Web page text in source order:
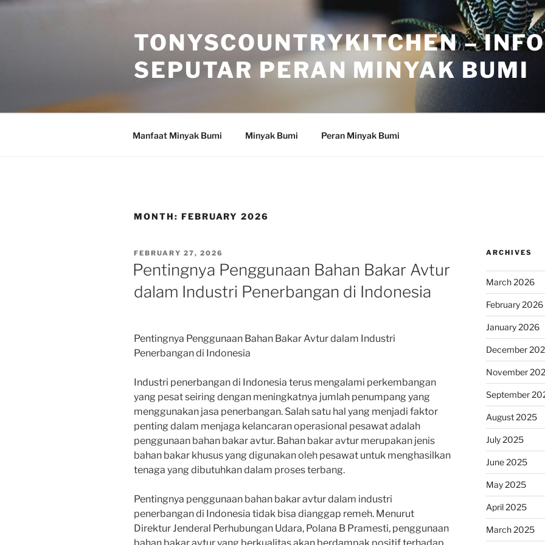
Skip
TONYSCOUNTRYKITCHEN –
SEPUTAR PERAN MINYAK BUMI
Manfaat Minyak Bumi Minyak Bumi Peran Minyak Bumi
MONTH: FEBRUARY 2026
POSTED
ON
FEBRUARY 27, 2026
Pentingnya Penggunaan Bahan Bakar Avtur
dalam Industri Penerbangan di Indonesia
Pentingnya Penggunaan Bahan Bakar Avtur dalam Industri
Penerbangan di Indonesia
Industri penerbangan di Indonesia terus mengalami perkembangan
yang pesat seiring dengan meningkatnya jumlah penumpang yang
menggunakan jasa penerbangan. Salah satu hal yang menjadi faktor
penting dalam menjaga kelancaran operasional pesawat adalah
penggunaan bahan bakar avtur. Bahan bakar avtur merupakan jenis
bahan bakar khusus yang digunakan oleh pesawat untuk menghasilkan
tenaga yang dibutuhkan dalam proses terbang.
Pentingnya penggunaan bahan bakar avtur dalam industri
penerbangan di Indonesia tidak bisa dianggap remeh. Menurut
Direktur Jenderal Perhubungan Udara, Polana B Pramesti, penggunaan
ARCHIVES
March 2026
February 2026
January 2026
December
November
September
August 2025
July 2025
June 2025
May 2025
April 2025
March 2025